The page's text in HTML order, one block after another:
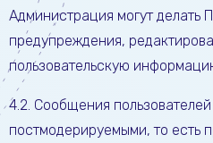
Администрация могут делать
предупреждения,
пользовательскую
4.2. Сообщения
постмодерируемыми, то есть